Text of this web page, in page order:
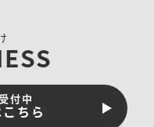
付中
ちら